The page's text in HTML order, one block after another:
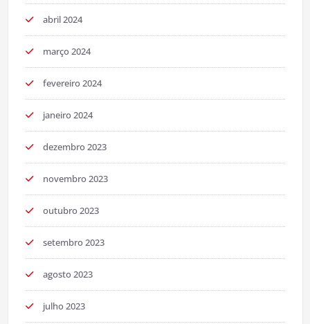
abril 2024
março 2024
fevereiro 2024
janeiro 2024
dezembro 2023
novembro 2023
outubro 2023
setembro 2023
agosto 2023
julho 2023